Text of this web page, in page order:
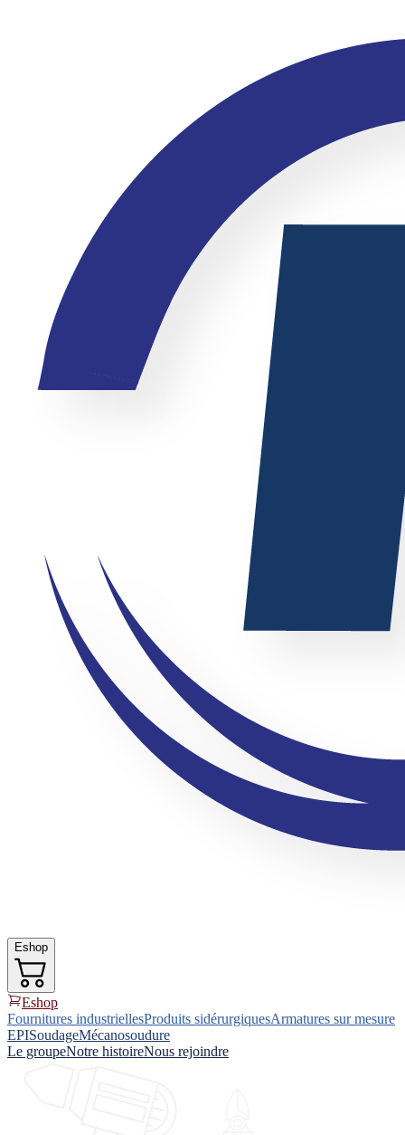
Eshop
Eshop
Fournitures industriellesProduits sidérurgiquesArmatures sur mesure
EPISoudageMécanosoudure
Le groupeNotre histoireNous rejoindre